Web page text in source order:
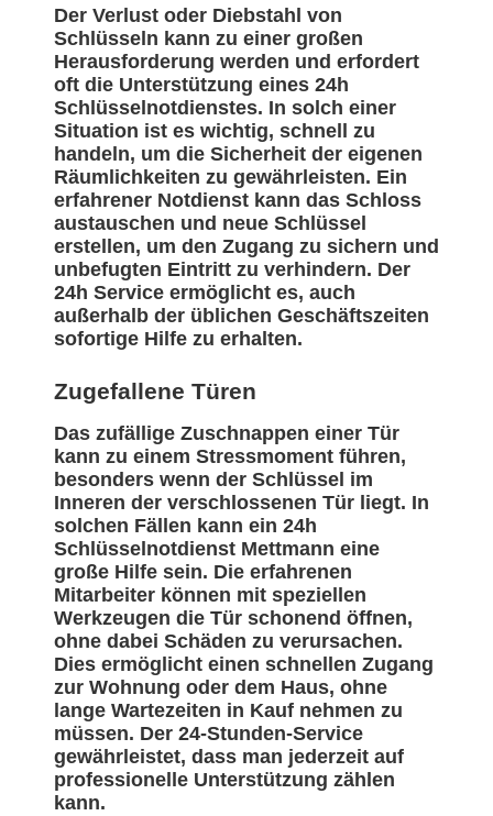
Der Verlust oder Diebstahl von
Schlüsseln kann zu einer großen
Herausforderung werden und erfordert
oft die Unterstützung eines 24h
Schlüsselnotdienstes. In solch einer
Situation ist es wichtig, schnell zu
handeln, um die Sicherheit der eigenen
Räumlichkeiten zu gewährleisten. Ein
erfahrener Notdienst kann das Schloss
austauschen und neue Schlüssel
erstellen, um den Zugang zu sichern und
unbefugten Eintritt zu verhindern. Der
24h Service ermöglicht es, auch
außerhalb der üblichen Geschäftszeiten
sofortige Hilfe zu erhalten.
Zugefallene Türen
Das zufällige Zuschnappen einer Tür
kann zu einem Stressmoment führen,
besonders wenn der Schlüssel im
Inneren der verschlossenen Tür liegt. In
solchen Fällen kann ein 24h
Schlüsselnotdienst Mettmann eine
große Hilfe sein. Die erfahrenen
Mitarbeiter können mit speziellen
Werkzeugen die Tür schonend öffnen,
ohne dabei Schäden zu verursachen.
Dies ermöglicht einen schnellen Zugang
zur Wohnung oder dem Haus, ohne
lange Wartezeiten in Kauf nehmen zu
müssen. Der 24-Stunden-Service
gewährleistet, dass man jederzeit auf
professionelle Unterstützung zählen
kann.